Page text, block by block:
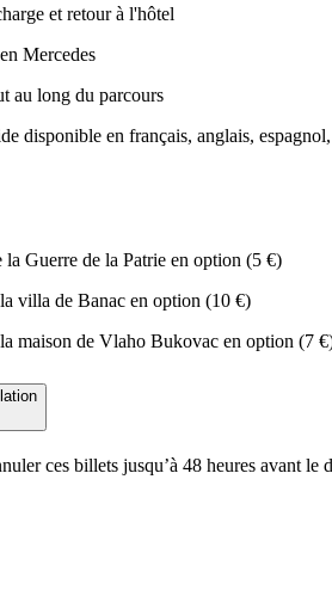
et retour à l'hôtel
Mercedes
au long du parcours
disponible en français, anglais,
la Guerre de la Patrie en option (5 €)
villa de Banac en option (10 €)
maison de Vlaho Bukovac en option (7
ces billets jusqu’à 48 heures avant le